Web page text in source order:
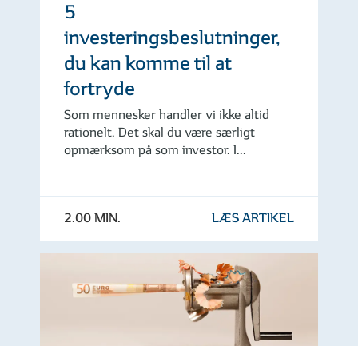
5
investeringsbeslutninger,
du kan komme til at
fortryde
Som mennesker handler vi ikke altid
rationelt. Det skal du være særligt
opmærksom på som investor. I...
2.00 MIN. LÆS ARTIKEL